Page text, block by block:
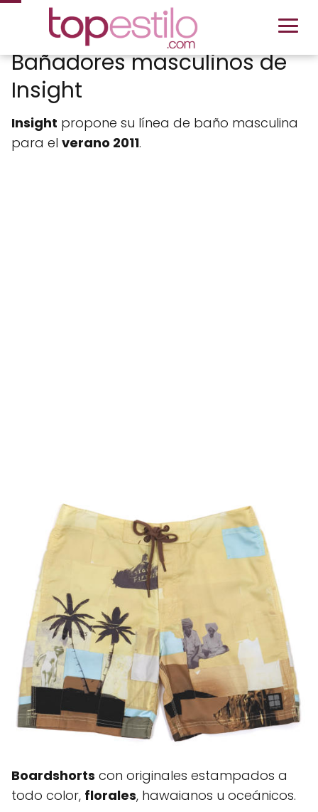
Bañadores masculinos de
Insight
Insight propone su línea de baño masculina
para el verano 2011.
Boardshorts con originales estampados a
todo color, florales, hawaianos u oceánicos.